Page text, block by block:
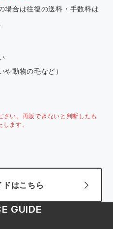
場合は往復の送料・手数料は
や動物の毛など）
い。再販できないと判断したも
ます。
ドはこちら
GUIDE